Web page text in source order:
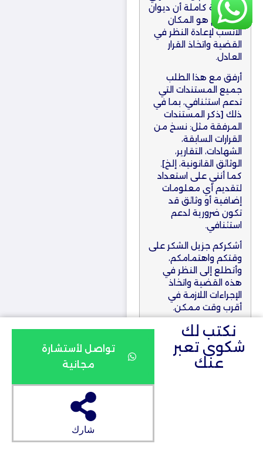
على ثقة كاملة أن ديوان
المظالم هو المكان
الأنسب لإعادة النظر في
القضية واتخاذ القرار
العادل.
أرفق مع هذا الطلب
جميع المستندات التي
تدعم استئنافي، بما في
ذلك [ذكر المستندات
المرفقة مثل: نسخ من
القرارات السابقة،
الشهادات، التقارير،
الوثائق القانونية، إلخ].
كما أنني على استعداد
لتقديم أي معلومات
إضافية أو وثائق قد
تكون ضرورية لدعم
استئنافي.
أشكركم جزيل الشكر على
وقتكم واهتمامكم،
وأتطلع إلى النظر في
هذه القضية واتخاذ
الإجراءات اللازمة في
أقرب وقت ممكن.
مع خالص التقدير
والاحترام،
[اسمك الكامل]
[رقم الهوية]
المرفقة مثل: نسخ من
نكتب لك
شكوى تعبر
عنك
تواصل لأستشارة
مجانية
شارك